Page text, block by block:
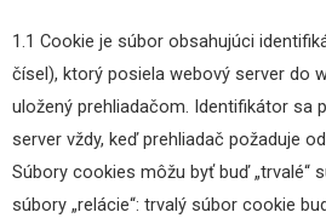
1.1 Cookie je súbor obsahujúci
čísel), ktorý posiela webový server do
uložený prehliadačom. Identifikátor sa
server vždy, keď prehliadač požaduje
Súbory cookies môžu byť buď „trvalé“
súbory „relácie“: trvalý súbor cookie